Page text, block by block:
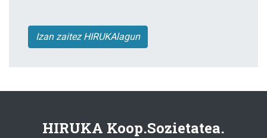
Izan zaitez HIRUKAlagun
HIRUKA Koop.Sozietatea.